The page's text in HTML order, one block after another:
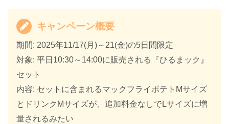
キャンペーン概要
期間: 2025年11/17(月)～21(金)の5日間限定
対象: 平日10:30～14:00に販売される『ひるまック』
セット
内容: セットに含まれるマックフライポテトMサイズ
とドリンクMサイズが、追加料金なしでLサイズに増
量されるみたい